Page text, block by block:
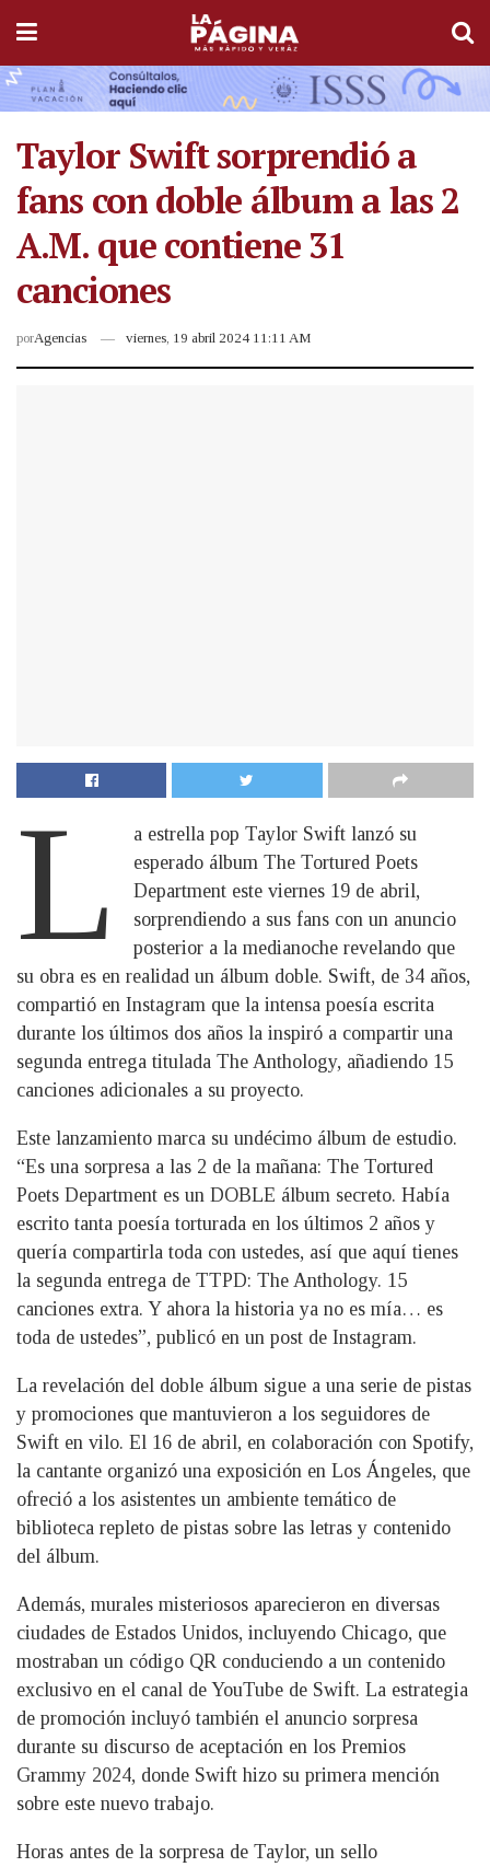
Taylor Swift sorprendió a
fans con doble álbum a las 2
A.M. que contiene 31
canciones
porAgencias viernes, 19 abril 2024 11:11 AM
L
a estrella pop Taylor Swift lanzó su
esperado álbum The Tortured Poets
Department este viernes 19 de abril,
sorprendiendo a sus fans con un anuncio
posterior a la medianoche revelando que
su obra es en realidad un álbum doble. Swift, de 34 años,
compartió en Instagram que la intensa poesía escrita
durante los últimos dos años la inspiró a compartir una
segunda entrega titulada The Anthology, añadiendo 15
canciones adicionales a su proyecto.
Este lanzamiento marca su undécimo álbum de estudio.
“Es una sorpresa a las 2 de la mañana: The Tortured
Poets Department es un DOBLE álbum secreto. Había
escrito tanta poesía torturada en los últimos 2 años y
quería compartirla toda con ustedes, así que aquí tienes
la segunda entrega de TTPD: The Anthology. 15
canciones extra. Y ahora la historia ya no es mía… es
toda de ustedes”, publicó en un post de Instagram.
La revelación del doble álbum sigue a una serie de pistas
y promociones que mantuvieron a los seguidores de
Swift en vilo. El 16 de abril, en colaboración con Spotify,
la cantante organizó una exposición en Los Ángeles, que
ofreció a los asistentes un ambiente temático de
biblioteca repleto de pistas sobre las letras y contenido
del álbum.
Además, murales misteriosos aparecieron en diversas
ciudades de Estados Unidos, incluyendo Chicago, que
mostraban un código QR conduciendo a un contenido
exclusivo en el canal de YouTube de Swift. La estrategia
de promoción incluyó también el anuncio sorpresa
durante su discurso de aceptación en los Premios
Grammy 2024, donde Swift hizo su primera mención
sobre este nuevo trabajo.
Horas antes de la sorpresa de Taylor, un sello